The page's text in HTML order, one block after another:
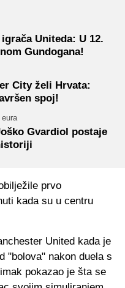
Uniteda: U 12.
Gundogana!
City želi Hrvata:
spoj!
Gvardiol postaje
prvo
kada su u centru
United kada je
"bolova" nakon duela s
pokazao je šta se